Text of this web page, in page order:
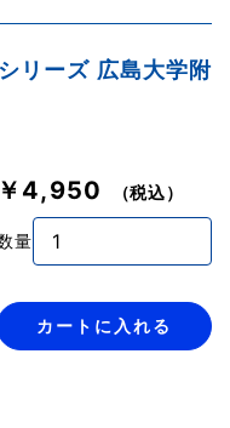
リーズ 広島大学附
￥4,950 （税込）
量
カートに入れる